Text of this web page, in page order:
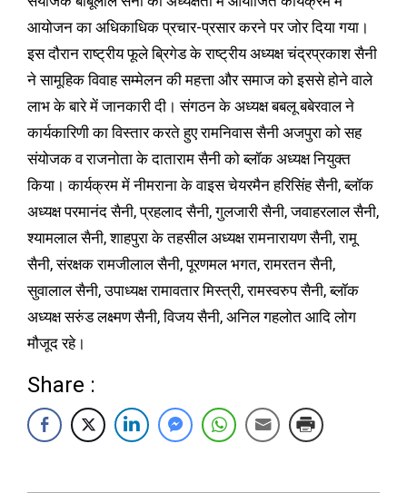
आयोजन का अधिकाधिक प्रचार-प्रसार करने पर जोर दिया गया।
इस दौरान राष्ट्रीय फूले ब्रिगेड के राष्ट्रीय अध्यक्ष चंद्रप्रकाश सैनी
ने सामूहिक विवाह सम्मेलन की महत्ता और समाज को इससे होने वाले
लाभ के बारे में जानकारी दी। संगठन के अध्यक्ष बबलू बबेरवाल ने
कार्यकारिणी का विस्तार करते हुए रामनिवास सैनी अजपुरा को सह
संयोजक व राजनोता के दाताराम सैनी को ब्लॉक अध्यक्ष नियुक्त
किया। कार्यक्रम में नीमराना के वाइस चेयरमैन हरिसिंह सैनी, ब्लॉक
अध्यक्ष परमानंद सैनी, प्रहलाद सैनी, गुलजारी सैनी, जवाहरलाल सैनी,
श्यामलाल सैनी, शाहपुरा के तहसील अध्यक्ष रामनारायण सैनी, रामू
सैनी, संरक्षक रामजीलाल सैनी, पूरणमल भगत, रामरतन सैनी,
सुवालाल सैनी, उपाध्यक्ष रामावतार मिस्त्री, रामस्वरुप सैनी, ब्लॉक
अध्यक्ष सरुंड लक्ष्मण सैनी, विजय सैनी, अनिल गहलोत आदि लोग
मौजूद रहे।
Share :